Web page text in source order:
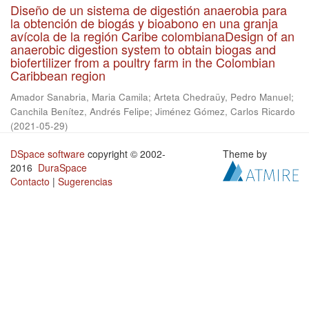
Diseño de un sistema de digestión anaerobia para
la obtención de biogás y bioabono en una granja
avícola de la región Caribe colombianaDesign of an
anaerobic digestion system to obtain biogas and
biofertilizer from a poultry farm in the Colombian
Caribbean region
Amador Sanabria, Maria Camila; Arteta Chedraüy, Pedro Manuel;
Canchila Benítez, Andrés Felipe; Jiménez Gómez, Carlos Ricardo
(2021-05-29)
DSpace software copyright © 2002-
2016 DuraSpace
Contacto | Sugerencias
Theme by